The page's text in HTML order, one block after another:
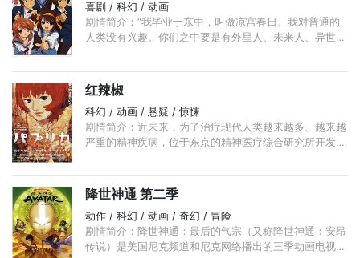
喜剧 / 科幻 / 动画
剧情简介：“我毕业于东中，叫做凉宫春日。我对普通的
人类没有兴趣。你们之中要是有外星人、未来人、异世界
红辣椒
科幻 / 动画 / 悬疑 / 惊悚
剧情简介：近未来，为了治疗现代人类越来越多、越来越
严重的精神疾病，位于东京的精神医疗综合研究所开发出
...
降世神通 第二季
动作 / 科幻 / 动画 / 奇幻 / 冒险
剧情简介：降世神通：最后的气宗（又称降世神通：安昂
传说）是美国尼克频道和尼克网络播出的三季动画电视系